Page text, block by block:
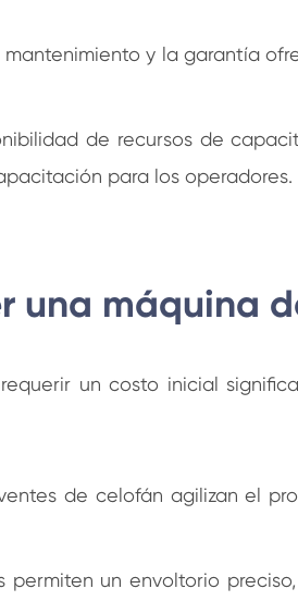
y la garantía
de recursos de
para los operadores.
una máquina
un costo inicial
de celofán agilizan el
un envoltorio